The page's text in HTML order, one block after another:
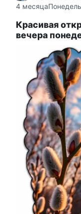
4 месяца
Красивая
вечера